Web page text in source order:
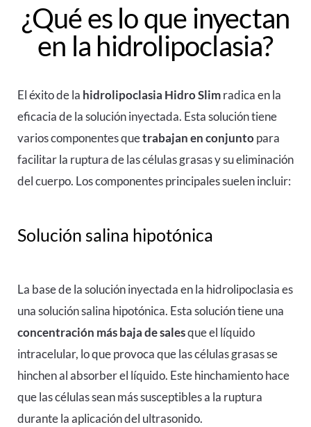
¿Qué es lo que inyectan
en la hidrolipoclasia?
El éxito de la hidrolipoclasia Hidro Slimradica en la
eficacia de la solución inyectada. Esta solución tiene
varios componentes quetrabajan en conjuntopara
facilitar la ruptura de las células grasas y su eliminación
del cuerpo. Los componentes principales suelen incluir:
Solución salina hipotónica
La base de la solución inyectada en la hidrolipoclasia es
una solución salina hipotónica. Esta solución tiene una
concentración más baja de salesque el líquido
intracelular, lo que provoca que las células grasas se
hinchen al absorber el líquido. Este hinchamiento hace
que las células sean más susceptibles a la ruptura
durante la aplicación del ultrasonido.